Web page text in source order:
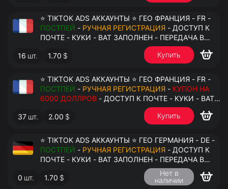
⭐ TIKTOK ADS АККАУНТЫ ⭐ ГЕО ФРАНЦИЯ - FR -
ПОСТПЕЙ - РУЧНАЯ РЕГИСТРАЦИЯ
ПОЧТЕ - КУКИ - ВАТ ЗАПОЛНЕН - ПЕРЕДАЧА В
16 шт. 1.70 $ Купить
⭐ TIKTOK ADS АККАУНТЫ ⭐ ГЕО ФРАНЦИЯ - FR -
ПОСТПЕЙ - РУЧНАЯ РЕГИСТРАЦИЯ - КУПОН НА
6000 ДОЛЛРОВ - ДОСТУП К ПОЧТЕ - КУКИ - ВАТ
ЗАПОЛНЕН - ПЕРЕДАЧА В АНТИДЕТЕКТ
37 шт. 2.00 $ Купить
⭐ TIKTOK ADS АККАУНТЫ ⭐ ГЕО ГЕРМАНИЯ - DE -
ПОСТПЕЙ - РУЧНАЯ РЕГИСТРАЦИЯ - ДОСТУП К
ПОЧТЕ - КУКИ - ВАТ ЗАПОЛНЕН - ПЕРЕДАЧА В
0 шт. 1.70 $
Нет в
наличии